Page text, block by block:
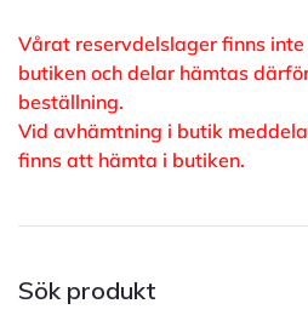
Vårat reservdelslager finns
butiken och delar hämtas
beställning.
Vid avhämtning i butik
finns att hämta i butiken.
Sök produkt